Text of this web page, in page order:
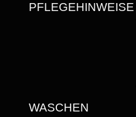
U
L
PFLEGEHINWEISE
WASCHEN